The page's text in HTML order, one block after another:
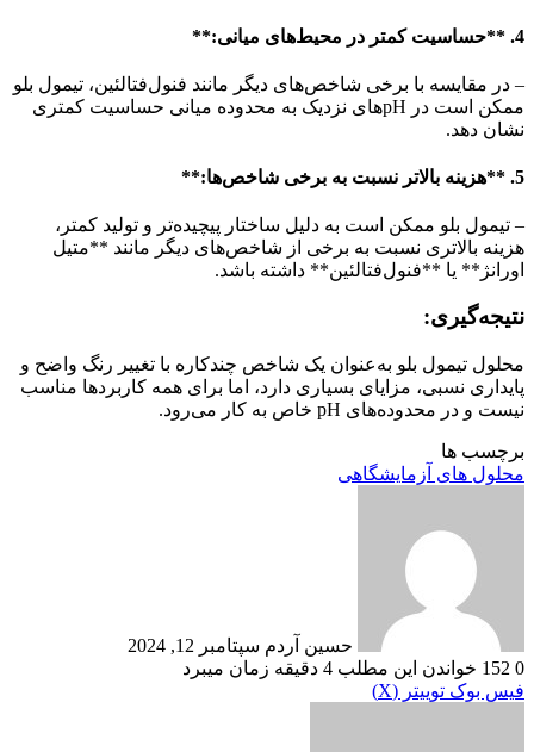
4. **حساسیت کمتر در محیط‌های میانی:**
– در مقایسه با برخی شاخص‌های دیگر مانند فنول‌فتالئین، تیمول بلو
ممکن است در pHهای نزدیک به محدوده میانی حساسیت کمتری
نشان دهد.
5. **هزینه بالاتر نسبت به برخی شاخص‌ها:**
– تیمول بلو ممکن است به دلیل ساختار پیچیده‌تر و تولید کمتر،
هزینه بالاتری نسبت به برخی از شاخص‌های دیگر مانند **متیل
اورانژ** یا **فنول‌فتالئین** داشته باشد.
نتیجه‌گیری:
محلول تیمول بلو به‌عنوان یک شاخص چندکاره با تغییر رنگ واضح و
پایداری نسبی، مزایای بسیاری دارد، اما برای همه کاربردها مناسب
نیست و در محدوده‌های pH خاص به کار می‌رود.
برچسب ها
محلول های آزمایشگاهی
حسین آردم سپتامبر 12, 2024
0
خواندن این مطلب 4 دقیقه زمان میبرد
فیس بوک توییتر (X) لینکدین
‫تامبلر
‫پین‌ترست
‫رددیت
‫VKontakte
رایانامه
چاپ